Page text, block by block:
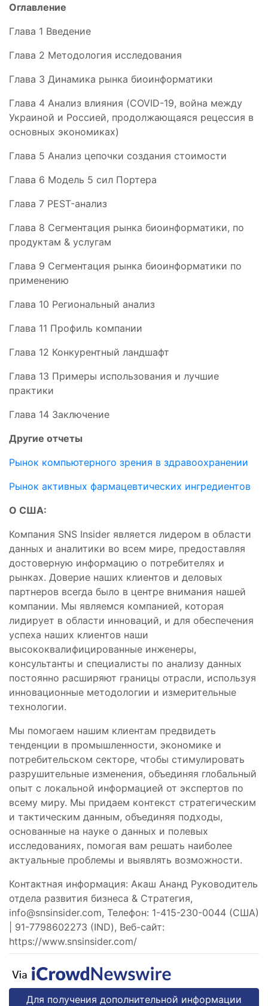
Оглавление
Глава 1 Введение
Глава 2 Методология исследования
Глава 3 Динамика рынка биоинформатики
Глава 4 Анализ влияния (COVID-19, война между
Украиной и Россией, продолжающаяся рецессия в
основных экономиках)
Глава 5 Анализ цепочки создания стоимости
Глава 6 Модель 5 сил Портера
Глава 7 PEST-анализ
Глава 8 Сегментация рынка биоинформатики, по
продуктам & услугам
Глава 9 Сегментация рынка биоинформатики по
применению
Глава 10 Региональный анализ
Глава 11 Профиль компании
Глава 12 Конкурентный ландшафт
Глава 13 Примеры использования и лучшие
практики
Глава 14 Заключение
Другие отчеты
Рынок компьютерного зрения в здравоохранении
Рынок активных фармацевтических ингредиентов
О США:
Компания SNS Insider является лидером в области
данных и аналитики во всем мире, предоставляя
достоверную информацию о потребителях и
рынках. Доверие наших клиентов и деловых
партнеров всегда было в центре внимания нашей
компании. Мы являемся компанией, которая
лидирует в области инноваций, и для обеспечения
успеха наших клиентов наши
высококвалифицированные инженеры,
консультанты и специалисты по анализу данных
постоянно расширяют границы отрасли, используя
инновационные методологии и измерительные
технологии.
Мы помогаем нашим клиентам предвидеть
тенденции в промышленности, экономике и
потребительском секторе, чтобы стимулировать
разрушительные изменения, объединяя глобальный
опыт с локальной информацией от экспертов по
всему миру. Мы придаем контекст стратегическим
и тактическим данным, объединяя подходы,
основанные на науке о данных и полевых
исследованиях, помогая вам решать наиболее
актуальные проблемы и выявлять возможности.
Контактная информация: Акаш Ананд Руководитель
отдела развития бизнеса & Стратегия,
info@snsinsider.com, Телефон: 1-415-230-0044 (США)
| 91-7798602273 (IND), Веб-сайт:
https://www.snsinsider.com/
Для получения дополнительной информации